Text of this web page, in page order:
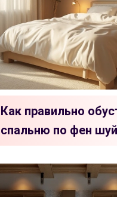
Как правильно
спальню по фен
улучшения